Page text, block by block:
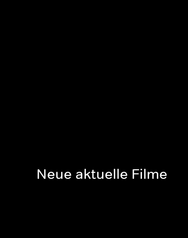
Neue aktuelle Filme